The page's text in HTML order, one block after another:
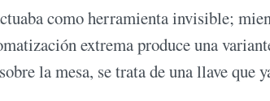
como herramienta invisible;
extrema produce una
la mesa, se trata de una llave que